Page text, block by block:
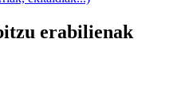
erabilienak